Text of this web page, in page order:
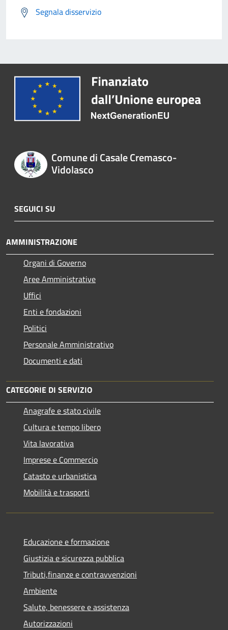
Segnala disservizio
Comune di Casale Cremasco-
Vidolasco
SEGUICI SU
AMMINISTRAZIONE
Organi di Governo
Aree Amministrative
Uffici
Enti e fondazioni
Politici
Personale Amministrativo
Documenti e dati
CATEGORIE DI SERVIZIO
Anagrafe e stato civile
Cultura e tempo libero
Vita lavorativa
Imprese e Commercio
Catasto e urbanistica
Mobilità e trasporti
Educazione e formazione
Giustizia e sicurezza pubblica
Tributi,finanze e contravvenzioni
Ambiente
Salute, benessere e assistenza
Autorizzazioni